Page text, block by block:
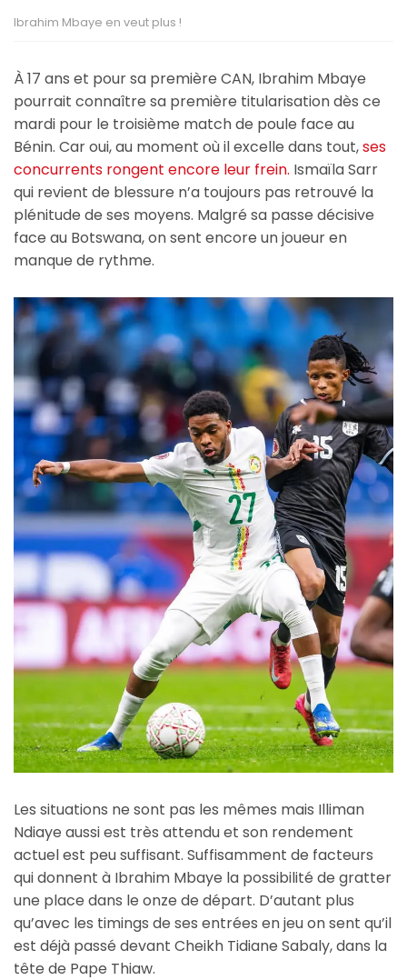
Ibrahim Mbaye en veut plus !
À 17 ans et pour sa première CAN, Ibrahim Mbaye
pourrait connaître sa première titularisation dès ce
mardi pour le troisième match de poule face au
Bénin. Car oui, au moment où il excelle dans tout,ses
concurrents rongent encore leur frein. Ismaïla Sarr
qui revient de blessure n’a toujours pas retrouvé la
plénitude de ses moyens. Malgré sa passe décisive
face au Botswana, on sent encore un joueur en
manque de rythme.
Les situations ne sont pas les mêmes mais Illiman
Ndiaye aussi est très attendu et son rendement
actuel est peu suffisant. Suffisamment de facteurs
qui donnent à Ibrahim Mbaye la possibilité de gratter
une place dans le onze de départ. D’autant plus
qu’avec les timings de ses entrées en jeu on sent qu’il
est déjà passé devant Cheikh Tidiane Sabaly, dans la
tête de Pape Thiaw.